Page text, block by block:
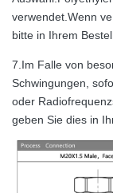
verwendet.Wenn
bitte in Ihrem
7.Im Falle von
Schwingungen,
oder
geben Sie dies in